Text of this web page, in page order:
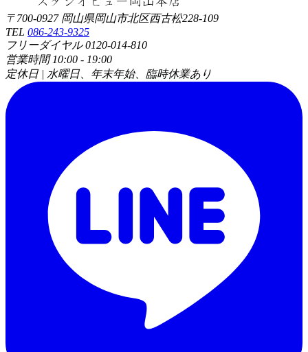
〒700-0927 岡山県岡山市北区西古松228-109
TEL 086-243-9325
フリーダイヤル 0120-014-810
営業時間 10:00 - 19:00
定休日 | 水曜日、年末年始、臨時休業あり